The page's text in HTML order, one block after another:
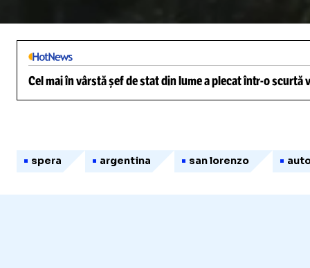
Cel mai în vârstă șef de stat din lume a plecat într-o scurtă
spera argentina san lorenzo